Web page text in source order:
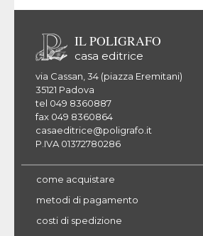
IL POLIGRAFO
casa editrice
via Cassan, 34 (piazza Eremitani)
35121 Padova
tel 049 8360887
fax 049 8360864
casaeditrice@poligrafo.it
P.IVA 01372780286
come acquistare
metodi di pagamento
costi di spedizione